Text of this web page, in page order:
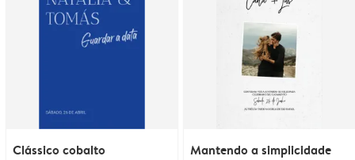
Clássico cobalto Mantendo a simplicidade